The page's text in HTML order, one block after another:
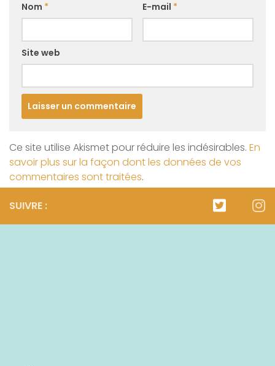
Nom * E-mail *
Site web
Ce site utilise Akismet pour réduire les indésirables. En
savoir plus sur la façon dont les données de vos
commentaires sont traitées.
SUIVRE :